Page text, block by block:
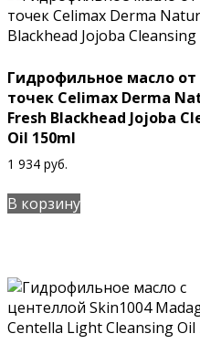
Гидрофильное масло
точек Celimax Derma
Fresh Blackhead Jojoba
Oil 150ml
1 934 руб.
В корзину